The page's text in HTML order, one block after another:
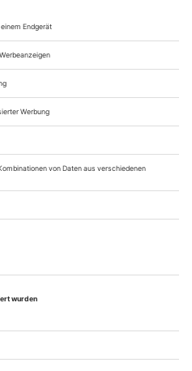
Ausdruck» im Tanz ohne
«Frühlingsopfer» von 1975. Das
Terrors entstanden, wird
betrachtet.
das sich umgehend in
in kurzen durchsichtigen
ruckartig hochschlagen und
in langen schwarzen Hosen.
die in...
Newsletter